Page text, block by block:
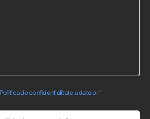
Politica de confidențialitate a datelor*